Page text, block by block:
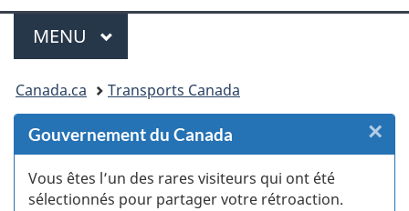
du
simplifiée
Menu
MENU PRINCIPAL
Vous
êtes
ici :
Canada.ca Transports Canada
Gouvernement du Canada
Vous êtes l’un des rares visiteurs qui ont été
sélectionnés pour partager votre rétroaction.
×